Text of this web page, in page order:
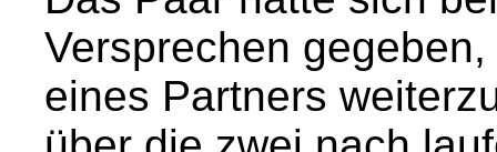
Versprechen
eines Partners